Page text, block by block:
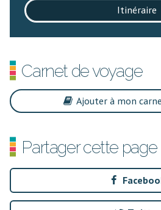
Itinéraire
Carnet de voyage
Ajouter à mon
Partager cette page